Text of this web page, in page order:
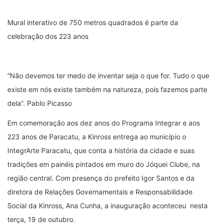
Mural interativo de 750 metros quadrados é parte da
celebração dos 223 anos
“Não devemos ter medo de inventar seja o que for. Tudo o que
existe em nós existe também na natureza, pois fazemos parte
dela”. Pablo Picasso
Em comemoração aos dez anos do Programa Integrar e aos
223 anos de Paracatu, a Kinross entrega ao município o
IntegrArte Paracatu, que conta a história da cidade e suas
tradições em painéis pintados em muro do Jóquei Clube, na
região central. Com presença do prefeito Igor Santos e da
diretora de Relações Governamentais e Responsabilidade
Social da Kinross, Ana Cunha, a inauguração aconteceu nesta
terça, 19 de outubro.